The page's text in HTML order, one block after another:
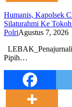
Humanis, Kapolsek
Silaturahmi Ke
PolriAgustus 7, 2026
Pipih…